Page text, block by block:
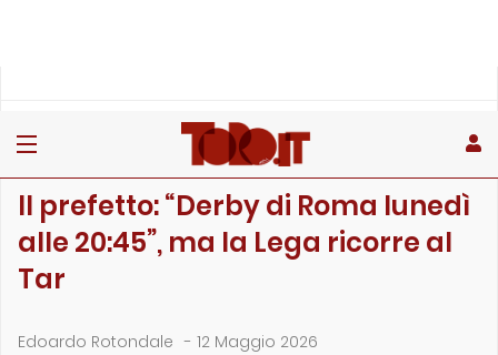
Il prefetto: “Derby di Roma lunedì
alle 20:45”, ma la Lega ricorre al
Tar
Edoardo Rotondale - 12 Maggio 2026